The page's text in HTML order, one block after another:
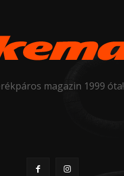
magazin 1999 óta!